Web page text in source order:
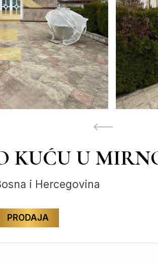
KUĆU U
i Hercegovina
PRODAJA